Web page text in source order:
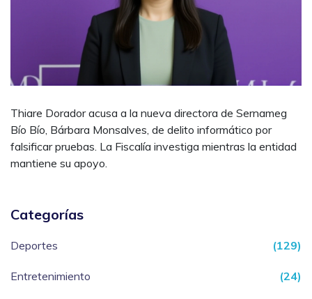
Thiare Dorador acusa a la nueva directora de Sernameg
Bío Bío, Bárbara Monsalves, de delito informático por
falsificar pruebas. La Fiscalía investiga mientras la entidad
mantiene su apoyo.
Categorías
Deportes (129)
Entretenimiento (24)